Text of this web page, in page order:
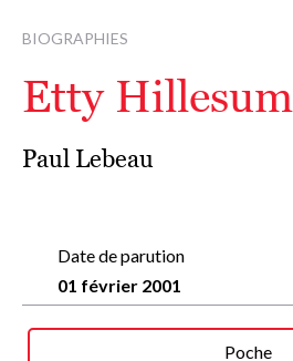
BIOGRAPHIES
Etty Hillesum
Paul Lebeau
Date de parution
01 février 2001
Poche